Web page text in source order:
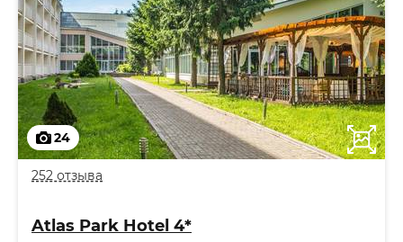
24
252 отзыва
Atlas Park Hotel 4*